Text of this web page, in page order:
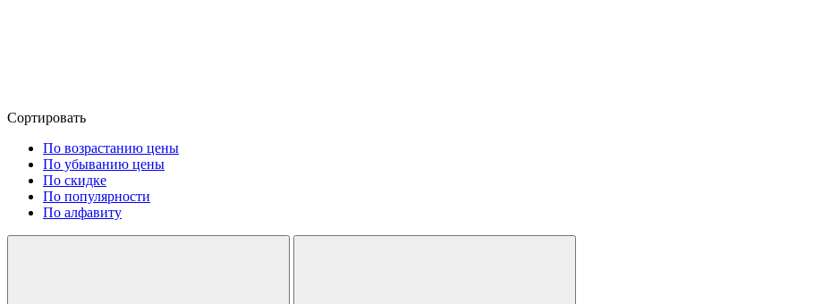
Сортировать
По возрастанию цены
По убыванию цены
По скидке
По популярности
По алфавиту